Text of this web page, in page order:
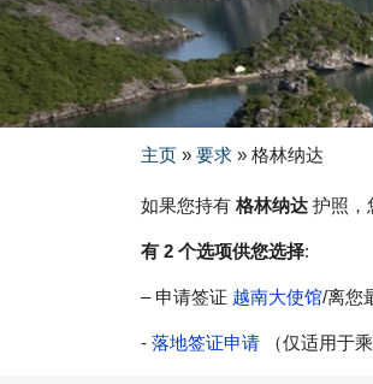
主页 » 要求 » 格林纳达
如果您持有 格林纳达 护照，
有 2 个选项供您选择:
– 申请签证 越南大使馆/离您
- 落地签证申请 （仅适用于